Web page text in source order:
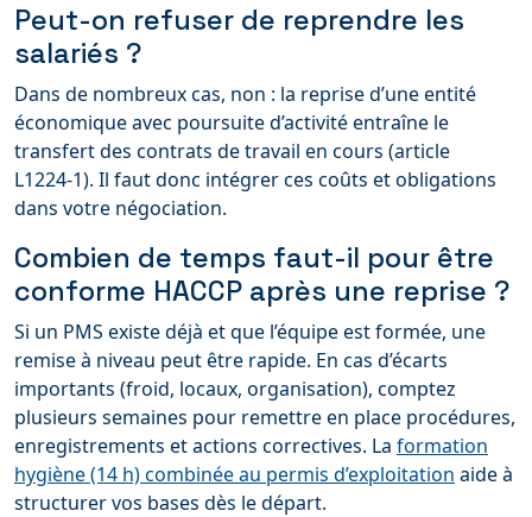
Peut-on refuser de reprendre les
salariés ?
Dans de nombreux cas, non : la reprise d’une entité
économique avec poursuite d’activité entraîne le
transfert des contrats de travail en cours (article
L1224‑1). Il faut donc intégrer ces coûts et obligations
dans votre négociation.
Combien de temps faut-il pour être
conforme HACCP après une reprise ?
Si un PMS existe déjà et que l’équipe est formée, une
remise à niveau peut être rapide. En cas d’écarts
importants (froid, locaux, organisation), comptez
plusieurs semaines pour remettre en place procédures,
enregistrements et actions correctives. La formation
hygiène (14 h) combinée au permis d’exploitation aide à
structurer vos bases dès le départ.